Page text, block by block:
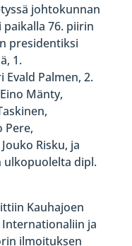
johtokunnan
paikalla 76. piirin
presidentiksi
1.
Palmen, 2.
Mänty,
Pere,
Risku, ja
dipl.
Kauhajoen
ja
ilmoituksen